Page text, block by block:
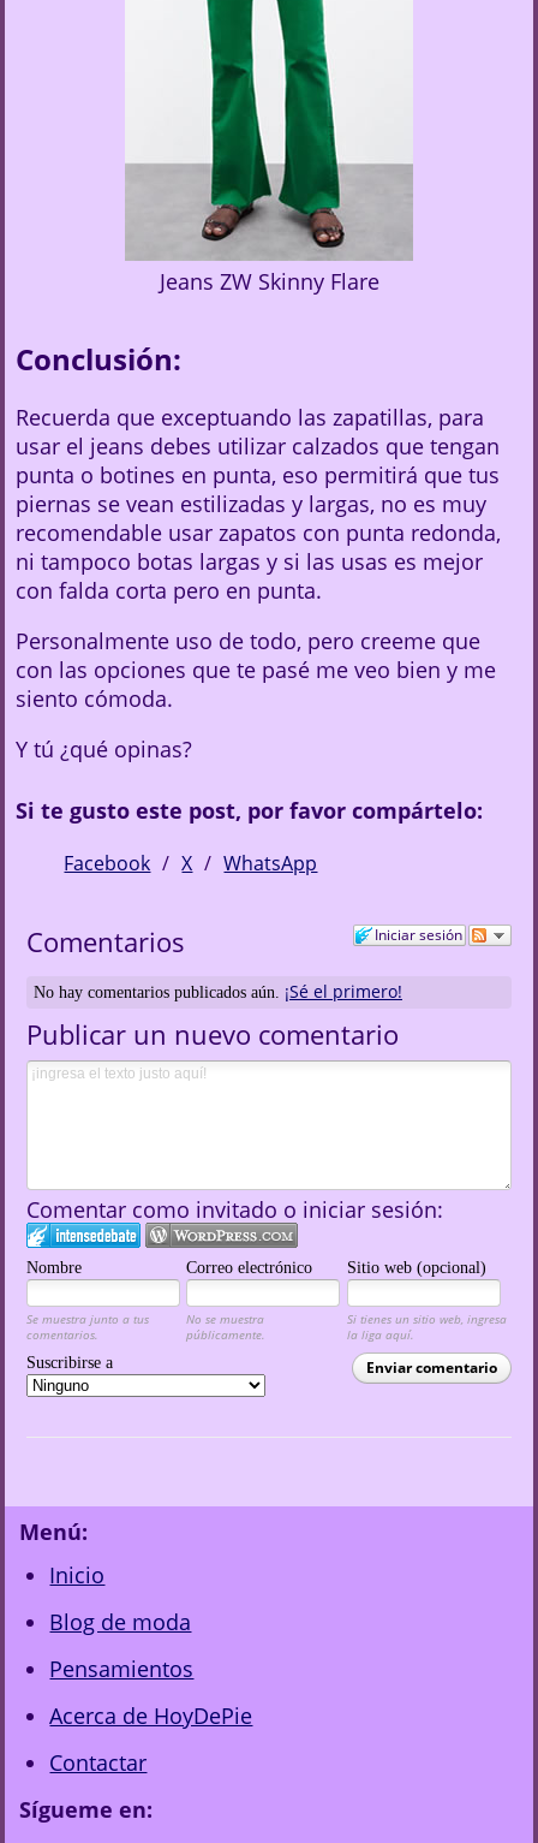
Jeans ZW Skinny Flare
Conclusión:
Recuerda que exceptuando las zapatillas, para
usar el jeans debes utilizar calzados que tengan
punta o botines en punta, eso permitirá que tus
piernas se vean estilizadas y largas, no es muy
recomendable usar zapatos con punta redonda,
ni tampoco botas largas y si las usas es mejor
con falda corta pero en punta.
Personalmente uso de todo, pero creeme que
con las opciones que te pasé me veo bien y me
siento cómoda.
Y tú ¿qué opinas?
Si te gusto este post, por favor compártelo:
Facebook X WhatsApp
Iniciar sesión
Comentarios
No hay comentarios publicados aún. ¡Sé el primero!
Publicar un nuevo comentario
Comentar como invitado o iniciar sesión:
Nombre Correo electrónico Sitio web (opcional)
Se muestra junto a tus
comentarios.
No se muestra
públicamente.
Si tienes un sitio web, ingresa
la liga aquí.
Enviar comentario
Suscribirse a
Menú:
Inicio
Blog de moda
Pensamientos
Acerca de HoyDePie
Contactar
Sígueme en: